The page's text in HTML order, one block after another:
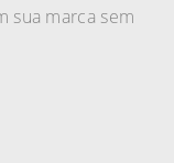
sua marca sem